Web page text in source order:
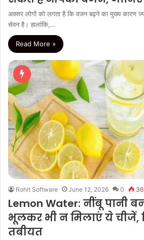
अक्सर लोगों को लगता है कि वजन बढ़ने का मुख्य कारण
सेवन है। हालांकि,…
Read More »
Rohit Software June 12, 2026 0
Lemon Water: नींबू पानी
भूलकर भी न मिलाएं ये चीजें,
तबीयत